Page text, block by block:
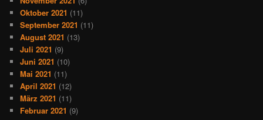
Oktober 2021 (11)
September 2021 (11)
August 2021 (13)
Juli 2021 (9)
Juni 2021 (10)
Mai 2021 (11)
April 2021 (12)
März 2021 (11)
Februar 2021 (9)